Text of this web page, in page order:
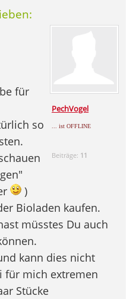
PechVogel
... ist OFFLINE
Beiträge: 11
für
so
)
Bioladen kaufen.
müsstes Du auch
kann dies nicht
für mich extremen
Stücke